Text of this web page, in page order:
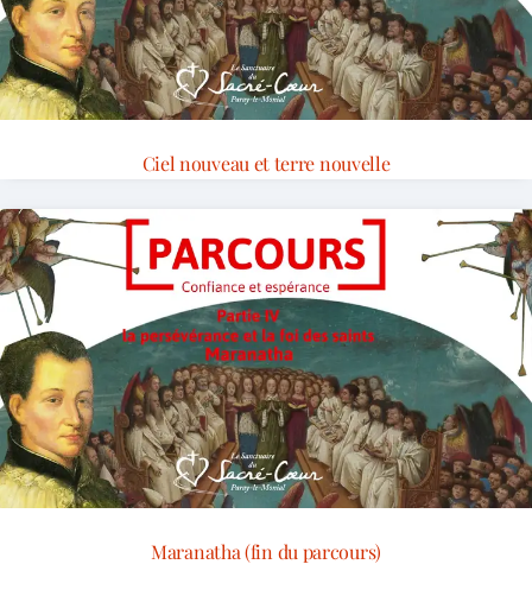
Ciel nouveau et terre nouvelle
Maranatha (fin du parcours)